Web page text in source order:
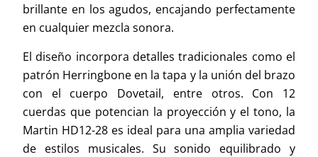
brillante en los agudos, encajando perfectamente
en cualquier mezcla sonora.
El diseño incorpora detalles tradicionales como el
patrón Herringbone en la tapa y la unión del brazo
con el cuerpo Dovetail, entre otros. Con 12
cuerdas que potencian la proyección y el tono, la
Martin HD12-28 es ideal para una amplia variedad
de estilos musicales. Su sonido equilibrado y